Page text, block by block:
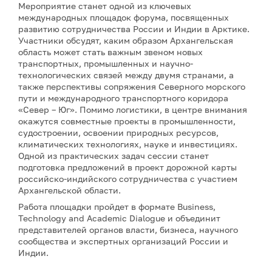
Мероприятие станет одной из ключевых
международных площадок форума, посвященных
развитию сотрудничества России и Индии в Арктике.
Участники обсудят, каким образом Архангельская
область может стать важным звеном новых
транспортных, промышленных и научно-
технологических связей между двумя странами, а
также перспективы сопряжения Северного морского
пути и международного транспортного коридора
«Север – Юг». Помимо логистики, в центре внимания
окажутся совместные проекты в промышленности,
судостроении, освоении природных ресурсов,
климатических технологиях, науке и инвестициях.
Одной из практических задач сессии станет
подготовка предложений в проект дорожной карты
российско-индийского сотрудничества с участием
Архангельской области.
Работа площадки пройдет в формате Business,
Technology and Academic Dialogue и объединит
представителей органов власти, бизнеса, научного
сообщества и экспертных организаций России и
Индии.